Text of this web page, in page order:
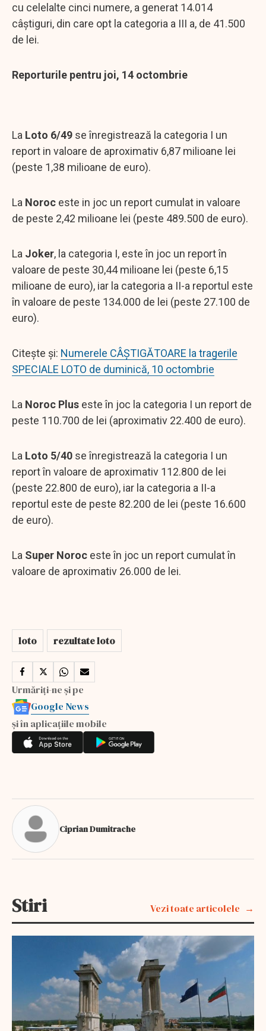
cu celelalte cinci numere, a generat 14.014
câștiguri, din care opt la categoria a III a, de 41.500
de lei.
Reporturile pentru joi, 14 octombrie
La Loto 6/49 se înregistrează la categoria I un
report in valoare de aproximativ 6,87 milioane lei
(peste 1,38 milioane de euro).
La Noroc este in joc un report cumulat in valoare
de peste 2,42 milioane lei (peste 489.500 de euro).
La Joker, la categoria I, este în joc un report în
valoare de peste 30,44 milioane lei (peste 6,15
milioane de euro), iar la categoria a II-a reportul este
în valoare de peste 134.000 de lei (peste 27.100 de
euro).
Citește și: Numerele CÂȘTIGĂTOARE la tragerile
SPECIALE LOTO de duminică, 10 octombrie
La Noroc Plus este în joc la categoria I un report de
peste 110.700 de lei (aproximativ 22.400 de euro).
La Loto 5/40 se înregistrează la categoria I un
report în valoare de aproximativ 112.800 de lei
(peste 22.800 de euro), iar la categoria a II-a
reportul este de peste 82.200 de lei (peste 16.600
de euro).
La Super Noroc este în joc un report cumulat în
valoare de aproximativ 26.000 de lei.
loto rezultate loto
Urmăriți-ne și pe
Google News
și în aplicațiile mobile
Ciprian Dumitrache
Stiri Vezi toate articolele